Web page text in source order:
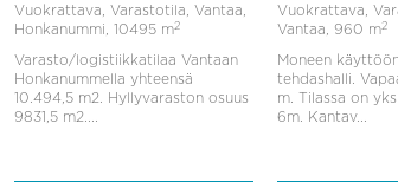
Vuokrattava, Varastotila, Vantaa,
Honkanummi, 10495 m2
Varasto/logistiikkatilaa Vantaan
Honkanummella yhteensä
10.494,5 m2. Hyllyvaraston osuus
9831,5 m2....
Vuokrattava,
Vantaa, 960 m2
Moneen
tehdashalli.
m. Tilassa on
6m. Kantav...